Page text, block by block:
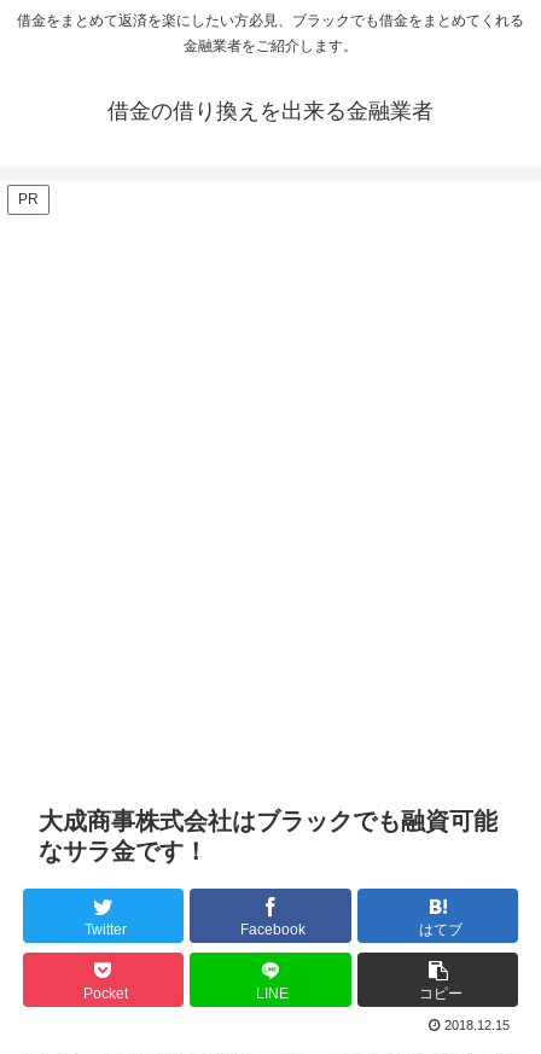
借金をまとめて返済を楽にしたい方必見、ブラックでも借金をまとめてくれる
金融業者をご紹介します。
借金の借り換えを出来る金融業者
PR
大成商事株式会社はブラックでも融資可能
なサラ金です！
Twitter Facebook はてブ
Pocket LINE コピー
2018.12.15